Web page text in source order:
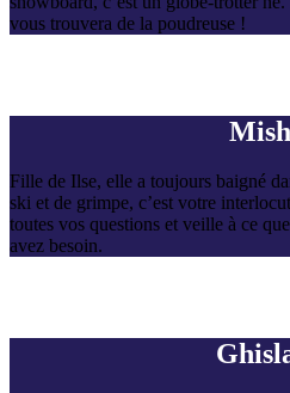
vous trouvera de la poudreuse !
Fille de Ilse, elle a toujours baigné
ski et de grimpe, c’est votre
toutes vos questions et veille à ce
avez besoin.